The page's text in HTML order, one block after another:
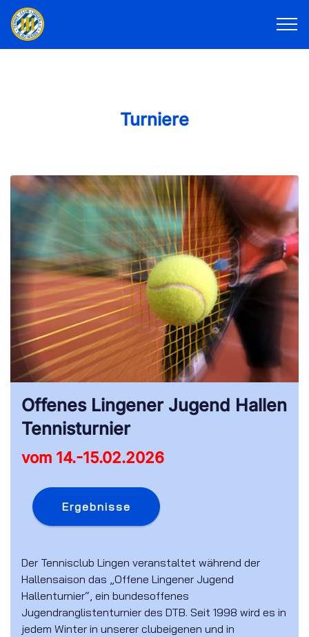
Turniere
Offenes Lingener Jugend Hallen
Tennisturnier
vom 14.-15.02.2026
Ergebnisse
Der Tennisclub Lingen veranstaltet während der
Hallensaison das „Offene Lingener Jugend
Hallenturnier“, ein bundesoffenes
Jugendranglistenturnier des DTB. Seit 1998 wird es in
jedem Winter in unserer clubeigenen und in